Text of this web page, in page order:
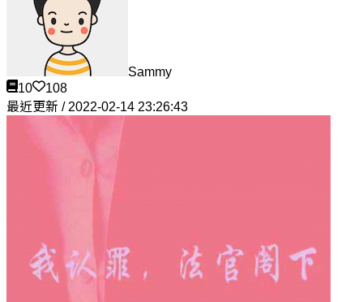
Sammy
10
108
最近更新 / 2022-02-14 23:26:43